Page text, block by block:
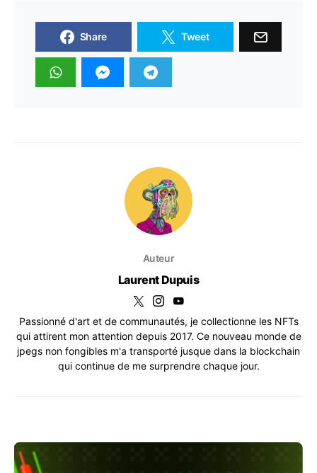
Share Tweet
Auteur
Laurent Dupuis
Passionné d'art et de communautés, je collectionne les NFTs
qui attirent mon attention depuis 2017. Ce nouveau monde de
jpegs non fongibles m'a transporté jusque dans la blockchain
qui continue de me surprendre chaque jour.